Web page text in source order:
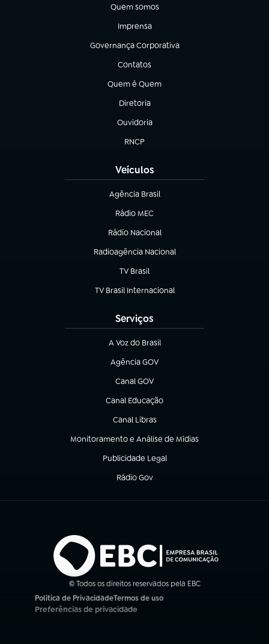
Quem somos
(abre em nova aba)
Imprensa
(abre em nova aba)
Governança Corporativa
(abre em nova aba)
Contatos
(abre em nova aba)
Quem é Quem
(abre em nova aba)
Diretoria
(abre em nova aba)
Ouvidoria
(abre em nova aba)
RNCP
(abre em nova aba)
Veículos
Agência Brasil
(abre em nova aba)
Rádio MEC
Rádio Nacional
(abre em nova aba)
Radioagência Nacional
(abre em nova aba)
TV Brasil
(abre em nova aba)
TV Brasil Internacional
(abre em nova aba)
Serviços
A Voz do Brasil
(abre em nova aba)
Agência GOV
(abre em nova aba)
Canal GOV
(abre em nova aba)
Canal Educação
(abre em nova aba)
Canal Libras
(abre em nova aba)
Monitoramento e Análise de Mídias
(abre em nova aba)
Publicidade Legal
(abre em nova aba)
Rádio Gov
(abre em nova aba)
© Todos os direitos reservados pela EBC
Política de Privacidade
(abre em nova aba)
Termos de uso
(abre em nova aba)
Preferências de privacidade